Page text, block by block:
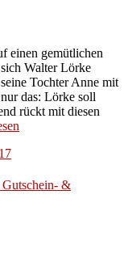
einen gemütlichen
Walter Lörke
Tochter Anne mit
das: Lörke soll
rückt mit diesen